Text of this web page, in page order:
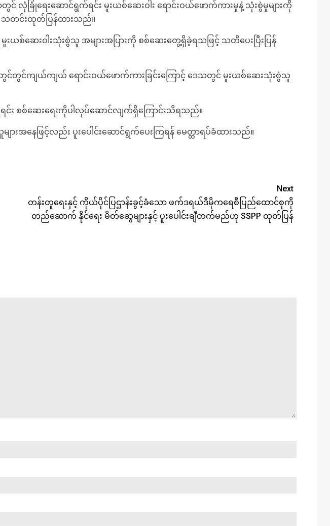
လုံခြုံရေးဆောင်ရွက်ရင်း မူးယစ်ဆေးဝါး ရောင်းဝယ်ဖောက်ကားမှုနဲ့ သုံးစွဲမှုများကို
က သတင်းထုတ်ပြန်ထားသည်။
ယစ်ဆေးဝါးသုံးစွဲသူ အများအပြားကို စစ်ဆေးတွေ့ရှိခဲ့ရသဖြင့် သတိပေးပြီးပြန်
တွင်ကျယ်ကျယ် ရောင်းဝယ်ဖောက်ကားခြင်းကြောင့် ဒေသတွင် မူးယစ်ဆေးသုံးစွဲသူ
း စစ်ဆေးရေးကိုပါလုပ်ဆောင်လျက်ရှိကြောင်းသိရသည်။
နေဖြင့်လည်း ပူးပေါင်းဆောင်ရွက်ပေးကြရန် မေတ္တာရပ်ခံထားသည်။
Next
တန်းတူရေးနှင့် ကိုယ်ပိုင်ပြဌာန်းခွင့်ခံသော ဖက်ဒရယ်ဒီမိုကရေစီပြည်ထောင်စုကို
တည်ဆောက် နိုင်ရေး မိတ်ဆွေများနှင့် ပူးပေါင်းချီတက်မည်ဟု SSPP ထုတ်ပြန်